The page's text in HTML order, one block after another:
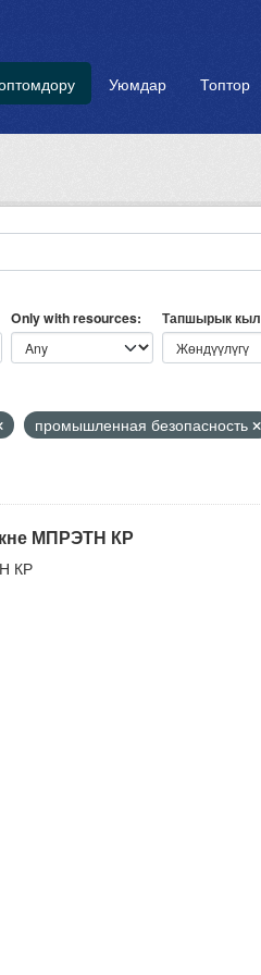
Уюмдар Топтор
Only with resources Тапшырык кыл
промышленная безопасность
МПРЭТН КР
КР